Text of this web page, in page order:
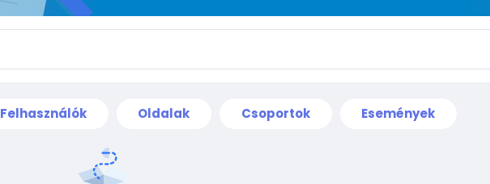
Felhasználók Oldalak Csoportok Események